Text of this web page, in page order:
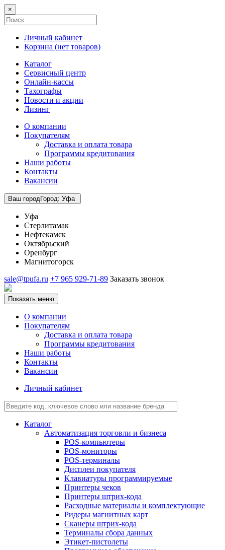
×
Личный кабинет
Корзина (нет товаров)
Каталог
Сервисный центр
Онлайн-кассы
Тахографы
Новости и акции
Лизинг
О компании
Покупателям
Доставка и оплата товара
Программы кредитования
Наши работы
Контакты
Вакансии
Ваш городГород: Уфа
Уфа
Стерлитамак
Нефтекамск
Октябрьский
Оренбург
Магнитогорск
sale@tpufa.ru +7 965 929-71-89 Заказать звонок
Показать меню
О компании
Покупателям
Доставка и оплата товара
Программы кредитования
Наши работы
Контакты
Вакансии
Личный кабинет
Каталог
Автоматизация торговли и бизнеса
POS-компьютеры
POS-мониторы
POS-терминалы
Дисплеи покупателя
Клавиатуры программируемые
Принтеры чеков
Принтеры штрих-кода
Расходные материалы и комплектующие
Ридеры магнитных карт
Сканеры штрих-кода
Терминалы сбора данных
Этикет-пистолеты